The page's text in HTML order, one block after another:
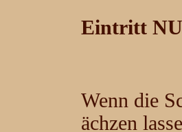
Eintritt
Wenn die
ächzen